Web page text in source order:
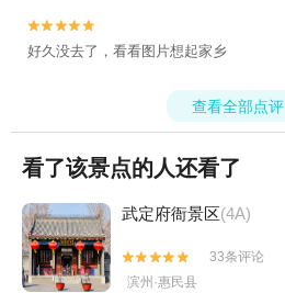


好久没去了，看看图片想起家乡
查看全部点评
看了该景点的人还看了
武定府衙景区(4A)


33条评论
滨州·惠民县